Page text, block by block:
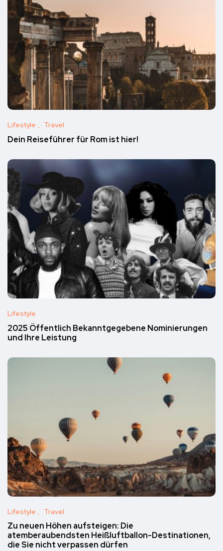
Lifestyle Travel
Dein Reiseführer für Rom ist hier!
Lifestyle
2025 Öffentlich Bekanntgegebene Nominierungen
und Ihre Leistung
Lifestyle Travel
Zu neuen Höhen aufsteigen: Die
atemberaubendsten Heißluftballon-Destinationen,
die Sie nicht verpassen dürfen